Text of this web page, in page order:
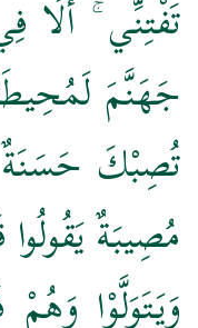
تَفْتِنِّي ۚ أَلَا
جَهَنَّمَ
تُصِبْكَ
مُصِيبَةٌ
وَيَتَوَلَّوْا وَهُمْ